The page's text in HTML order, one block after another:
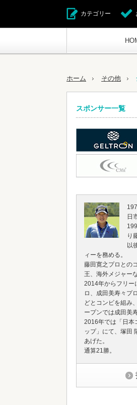
カテゴリー
ホーム その他
スポンサー一覧
日
り
以
ィーを務める。
藤田寛之プロとの
王、海外メジャー
2014年からフリー
ロ、成田美寿々プ
どとコンビを組み
ープンでは成田美
2016年では「日本
ップ」にて、塚田
あげた。
通算21勝。